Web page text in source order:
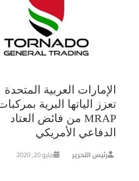
الإمارات العربية المتحدة
تعزز الياتها البرية
MRAP من فائض العتاد
الدفاعي الأمريكي
رئيس التحرير مايو 20, 2020